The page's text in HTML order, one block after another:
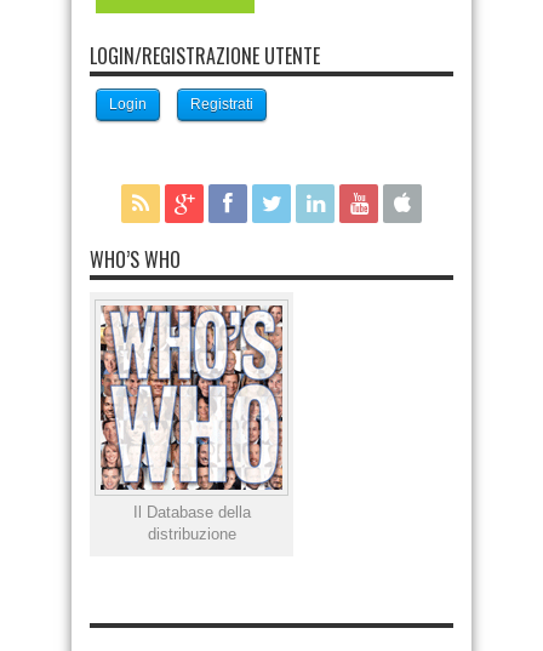
LOGIN/REGISTRAZIONE UTENTE
Login Registrati
WHO’S WHO
Il Database della
distribuzione